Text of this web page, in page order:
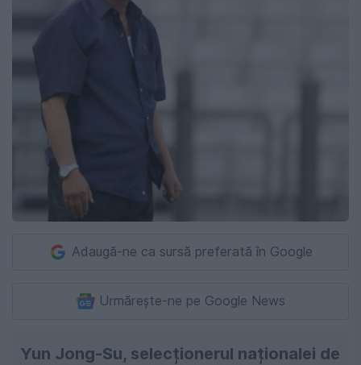
Adaugă-ne ca sursă preferată în Google
Urmărește-ne pe Google News
Yun Jong-Su, selecționerul naționalei de